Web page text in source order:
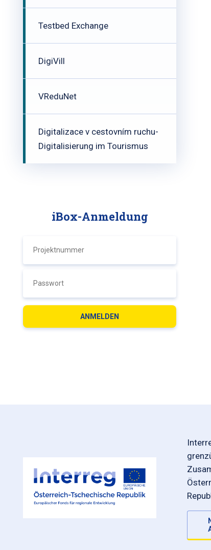
Testbed Exchange
DigiVill
VReduNet
Digitalizace v cestovním ruchu-
Digitalisierung im Tourismus
iBox-Anmeldung